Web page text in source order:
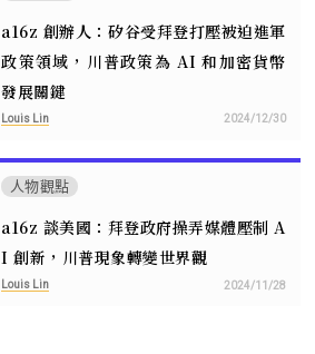
a16z 創辦人：矽谷受拜登打壓被迫進軍
政策領域，川普政策為 AI 和加密貨幣
發展關鍵
Louis Lin 2024/12/30
人物觀點
a16z 談美國：拜登政府操弄媒體壓制 A
I 創新，川普現象轉變世界觀
Louis Lin 2024/11/28